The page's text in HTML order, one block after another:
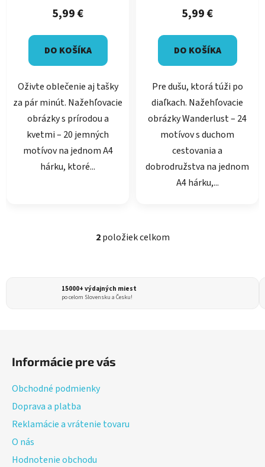
5,99 €
DO KOŠÍKA
Oživte oblečenie aj tašky
za pár minút. Nažehľovacie
obrázky s prírodou a
kvetmi – 20 jemných
motívov na jednom A4
hárku, ktoré...
5,99 €
DO KOŠÍKA
Pre dušu, ktorá túži po
diaľkach. Nažehľovacie
obrázky Wanderlust – 24
motívov s duchom
cestovania a
dobrodružstva na jednom
A4 hárku,...
O
d
2položiek celkom
15000+ výdajných miest
po celom Slovensku a Česku!
Informácie pre vás
Obchodné podmienky
Doprava a platba
Reklamácie a vrátenie tovaru
O nás
Hodnotenie obchodu